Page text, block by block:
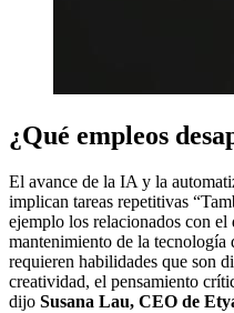
¿Qué empleos
El avance de la IA y la
implican tareas repetitivas
ejemplo los relacionados con
mantenimiento de la
requieren habilidades que son
creatividad, el pensamiento
dijo Susana Lau, CEO de